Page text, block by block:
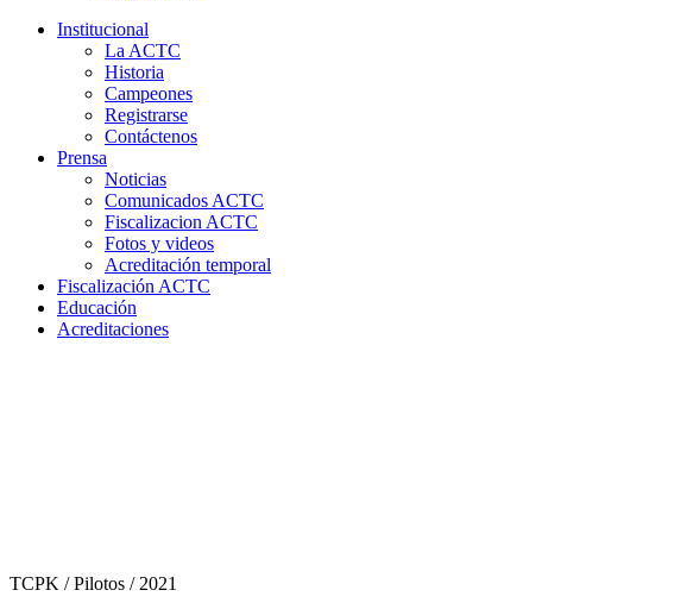
Institucional
La ACTC
Historia
Campeones
Registrarse
Contáctenos
Prensa
Noticias
Comunicados ACTC
Fiscalizacion ACTC
Fotos y videos
Acreditación temporal
Fiscalización ACTC
Educación
Acreditaciones
TCPK / Pilotos / 2021